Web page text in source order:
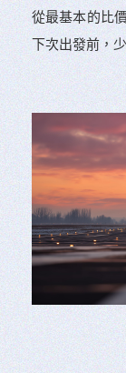
從最基本的比
下次出發前，